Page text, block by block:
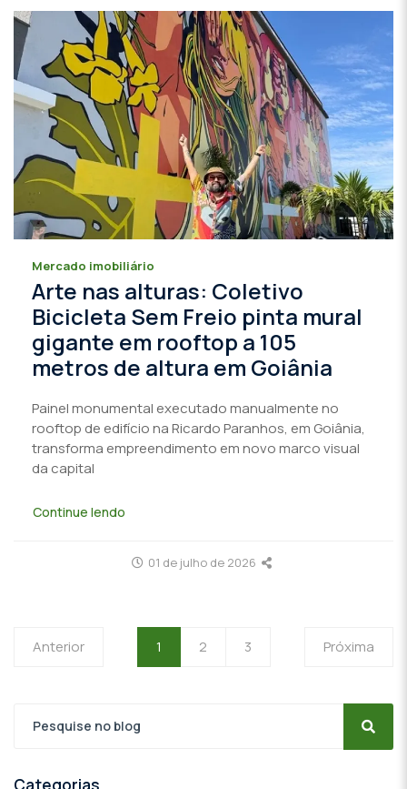
Mercado imobiliário
Arte nas alturas: Coletivo
Bicicleta Sem Freio pinta mural
gigante em rooftop a 105
metros de altura em Goiânia
Painel monumental executado manualmente no
rooftop de edifício na Ricardo Paranhos, em Goiânia,
transforma empreendimento em novo marco visual
da capital
Continue lendo
01 de julho de 2026
Anterior 1 2 3 Próxima
Categorias